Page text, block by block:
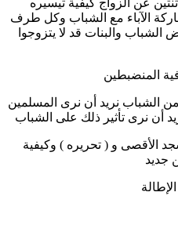
الزواج كيفية تيسيره
الآباء مع الشباب وكل طرف
والبنات قد لا يتزوجوا
نريد أن نرى المسلمين
نرى تأثير ذلك على الشباب
و ( تحريره ) وكيفية